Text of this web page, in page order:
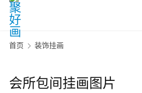
首页 装饰挂画
会所包间挂画图片